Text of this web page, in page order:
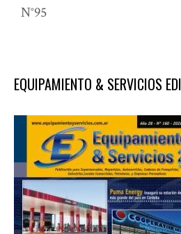
N°95
EQUIPAMIENTO & SERVICIOS